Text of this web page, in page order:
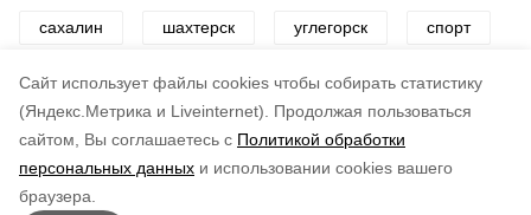
Cайт использует файлы cookies чтобы собирать статистику
(Яндекс.Метрика и Liveinternet).
Продолжая пользоваться
сайтом, Вы соглашаетесь с Политикой обработки
персональных данных и использовании cookies вашего
браузера.
Подписывайтесь на наш Telegram
канал
сахалин шахтерск углегорск спорт
футбол соревнования
по оценке